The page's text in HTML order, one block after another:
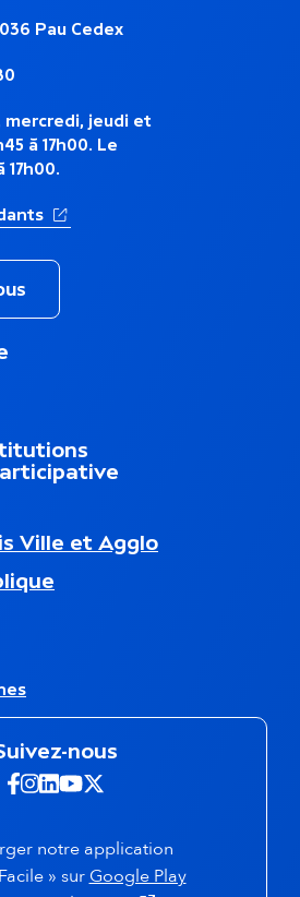
Pau Cedex
mercredi, jeudi et
à 17h00. Le
17h00.
(Ouverture dans un nouvel
Ville et Agglo
nous
Suivez-nous sur
Suivez-nous sur
Suivez-nous sur
Suivez-nous sur
notre application
» sur Google Play(s'ouvre dans